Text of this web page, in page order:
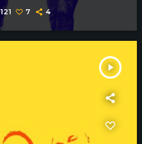
121 7 4
play_arrow